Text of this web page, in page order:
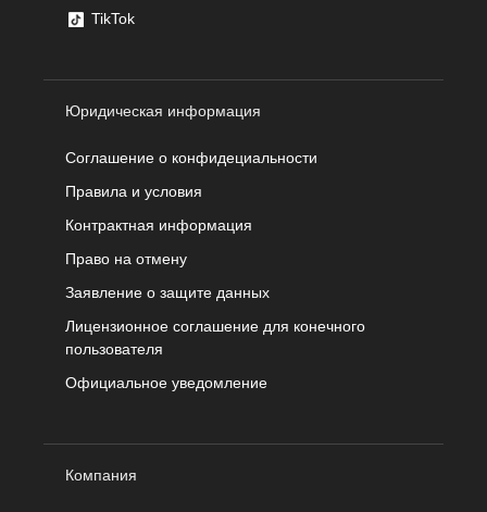
TikTok
Юридическая информация
Соглашение о конфидециальности
Правила и условия
Контрактная информация
Право на отмену
Заявление о защите данных
Лицензионное соглашение для конечного
пользователя
Официальное уведомление
Компания